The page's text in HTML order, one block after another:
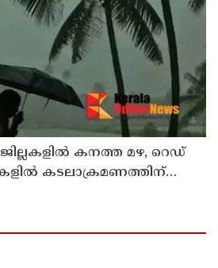
കനത്ത മഴ, റെഡ്
കടലാക്രമണത്തിന്